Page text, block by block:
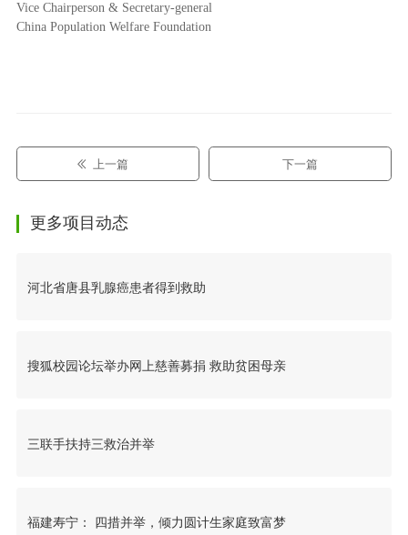
Vice Chairperson & Secretary-general
China Population Welfare Foundation
上一篇 下一篇
更多项目动态
河北省唐县乳腺癌患者得到救助
搜狐校园论坛举办网上慈善募捐 救助贫困母亲
三联手扶持三救治并举
福建寿宁： 四措并举，倾力圆计生家庭致富梦